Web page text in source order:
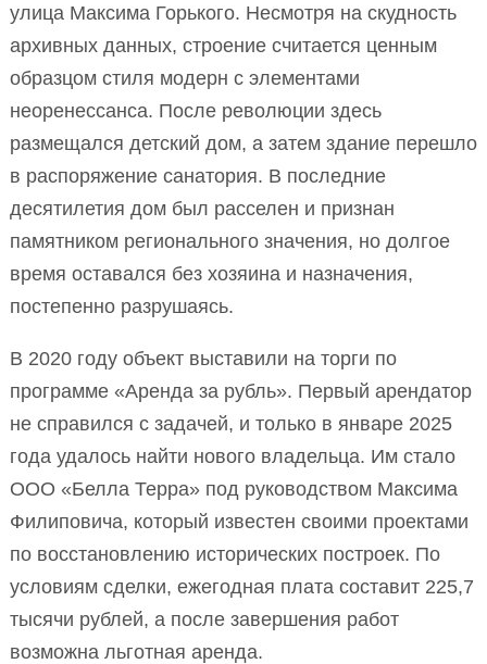
улица Максима Горького. Несмотря на скудность
архивных данных, строение считается ценным
образцом стиля модерн с элементами
неоренессанса. После революции здесь
размещался детский дом, а затем здание перешло
в распоряжение санатория. В последние
десятилетия дом был расселен и признан
памятником регионального значения, но долгое
время оставался без хозяина и назначения,
постепенно разрушаясь.
В 2020 году объект выставили на торги по
программе «Аренда за рубль». Первый арендатор
не справился с задачей, и только в январе 2025
года удалось найти нового владельца. Им стало
ООО «Белла Терра» под руководством Максима
Филиповича, который известен своими проектами
по восстановлению исторических построек. По
условиям сделки, ежегодная плата составит 225,7
тысячи рублей, а после завершения работ
возможна льготная аренда.